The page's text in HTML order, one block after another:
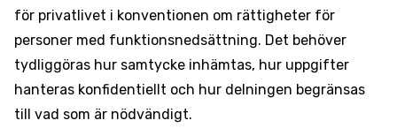
för privatlivet i konventionen om rättigheter för
personer med funktionsnedsättning. Det behöver
tydliggöras hur samtycke inhämtas, hur uppgifter
hanteras konfidentiellt och hur delningen begränsas
till vad som är nödvändigt.